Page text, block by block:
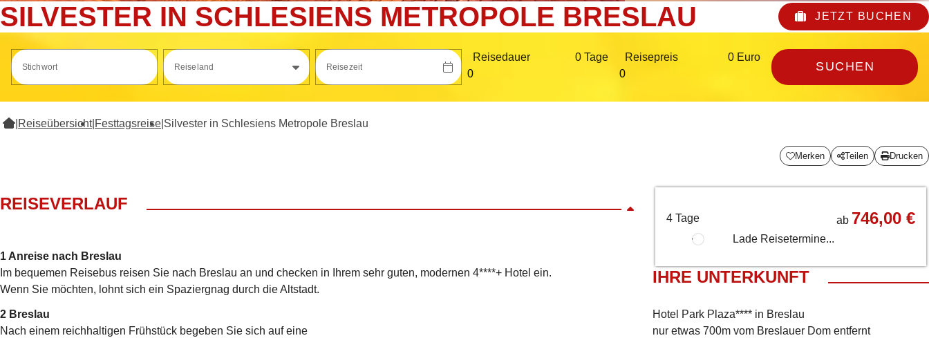
SILVESTER IN SCHLESIENS METROPOLE BRESLAU JETZT BUCHEN
Stichwort Reiseland Reisezeit
Reisedauer 0 Tage Reisepreis 0 Euro
SUCHEN
Reiseübersicht| Festtagsreise Silvester in Schlesiens Metropole Breslau
Merken Teilen Drucken
REISEVERLAUF
1 Anreise nach Breslau
Im bequemen Reisebus reisen Sie nach Breslau an und checken in Ihrem sehr guten, modernen 4****+ Hotel ein.
Wenn Sie möchten, lohnt sich ein Spaziergnag durch die Altstadt.
2 Breslau
Nach einem reichhaltigen Frühstück begeben Sie sich auf eine
4 Tage ab 746,00 €
Lade Reisetermine...
IHRE UNTERKUNFT
Hotel Park Plaza**** in Breslau
nur etwas 700m vom Breslauer Dom entfernt